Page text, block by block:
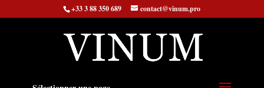
+33 3 88 350 689 contact@vinum.pro